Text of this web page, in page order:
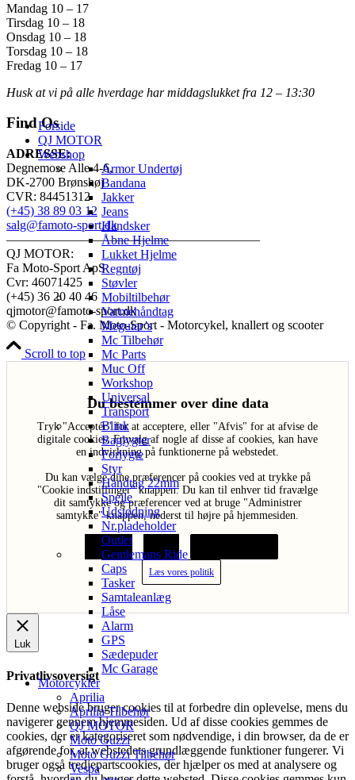
Forside
QJ MOTOR
Webshop
Armor Undertøj
Bandana
Jakker
Jeans
Handsker
Åbne Hjelme
Lukket Hjelme
Regntøj
Støvler
Mobiltilbehør
Varmehåndtag
Meguiar’s
Mc Tilbehør
Mc Parts
Muc Off
Workshop
Universal
Transport
Blink
Baglygter
Forlygte
Styr
Håndtag 22mm
Spejle
Udstødning
Nr.pladeholder
Outlet
Gentlemans Ride
Caps
Tasker
Samtaleanlæg
Låse
Alarm
GPS
Sædepuder
Mc Garage
Motorcykler
Aprilia
Aprilia Tilbehør
QJ MOTOR
Moto Guzzi
Moto Guzzi Tilbehør
Vespa
Mandag 10 – 17
Tirsdag 10 – 18
Onsdag 10 – 18
Torsdag 10 – 18
Fredag 10 – 17
Husk at vi på alle hverdage har middagslukket fra 12 – 13:30
Find Os
ADRESSE:
Degnemose Alle 4-6,
DK-2700 Brønshøj
CVR: 84451312
(+45) 38 89 03 12
salg@famoto-sport.dk
————————————————————
QJ MOTOR:
Fa Moto-Sport ApS
Cvr: 46071425
(+45) 36 20 40 46
qjmotor@famoto-sport.dk
© Copyright - Fa. Moto-Sport - Motorcykel, knallert og scooter
Scroll to top
Du bestemmer over dine data
Tryk "Acceptér" for at acceptere, eller "Afvis" for at afvise de
digitale cookies. Fravalg af nogle af disse af cookies, kan have
en indvirkning på funktionerne på webstedet.
Du kan vælge dine præferencer på cookies ved at trykke på
"Cookie indstillinger" knappen. Du kan til enhver tid fravælge
dit samtykke og præferencer ved at bruge "Administrer
samtykke" knappen, nederst til højre på hjemmesiden.
Acceptér
Læs vores politik
Luk
Privatlivsoversigt
Denne webside bruger cookies til at forbedre din oplevelse, mens du
navigerer gennem hjemmesiden. Ud af disse cookies gemmes de
cookies, der er kategoriseret som nødvendige, i din browser, da de er
afgørende for, at webstedets grundlæggende funktioner fungerer. Vi
bruger også tredjepartscookies, der hjælper os med at analysere og